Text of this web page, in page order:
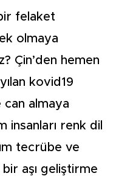
felaket
olmaya
Çin’den hemen
kovid19
can almaya
insanları renk dil
tecrübe ve
aşı geliştirme